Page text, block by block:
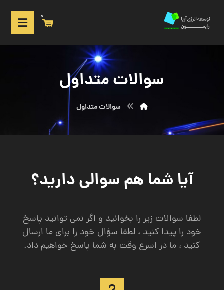
0
سوالات متداول
سوالات متداول
آیا شما هم سوالی دارید؟
لطفا سوالات زیر را بخوانید و اگر نمی توانید پاسخ
خود را پیدا کنید ، لطفا سؤال خود را برای ما ارسال
کنید ، ما در اسرع وقت به شما پاسخ خواهیم داد.